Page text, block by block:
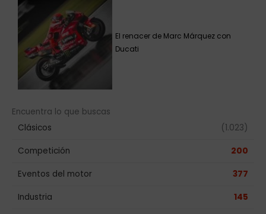
El renacer de Marc Márquez con
Ducati
Encuentra lo que buscas
Clásicos
(1.023)
Competición 200
Eventos del motor 377
Industria 145